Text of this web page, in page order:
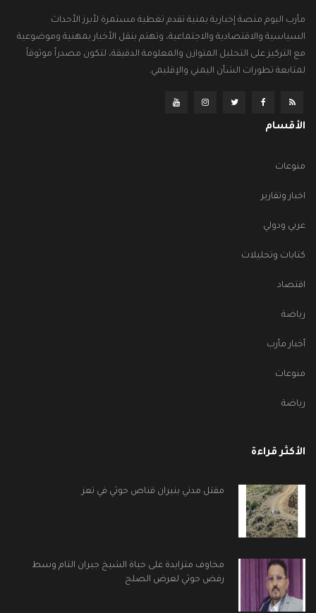
مأرب اليوم منصة إخبارية يمنية تقدم تغطية مستمرة لأبرز الأحداث
السياسية والاقتصادية والاجتماعية، وتهتم بنقل الأخبار بمهنية وموضوعية
مع التركيز على التحليل المتوازن والمعلومة الدقيقة، لتكون مصدراً موثوقاً
لمتابعة تطورات الشأن اليمني والإقليمي.
الأقسام
منوعات
اخبار وتقارير
عربي ودولي
كتابات وتحليلات
اقتصاد
رياضة
أخبار مأرب
منوعات
رياضة
الأكثر قراءة
مقتل مدني بنيران قناص حوثي في تعز
مخاوف متزايدة على حياة الشيخ جبران التام وسط
رفض حوثي لعرض الصلح